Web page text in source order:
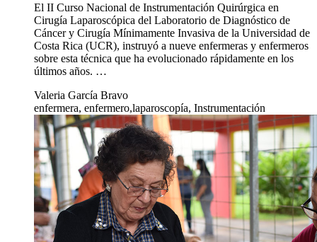
El II Curso Nacional de Instrumentación Quirúrgica en
Cirugía Laparoscópica del Laboratorio de Diagnóstico de
Cáncer y Cirugía Mínimamente Invasiva de la Universidad de
Costa Rica (UCR), instruyó a nueve enfermeras y enfermeros
sobre esta técnica que ha evolucionado rápidamente en los
últimos años. …
Valeria García Bravo
enfermera, enfermero,laparoscopía, Instrumentación